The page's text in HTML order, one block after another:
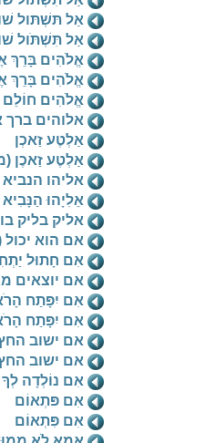
אַל תּשְׁתּול
אַל תִּשְׁתֹּול
אֱלֹהִים בָּרֵךְ
אֱלֹהִים בָּרֵךְ
אֱלֹהִים חוֹלֵם
אלוהים ברך
אַלְטֶע זַאכְן
אַלְטֶע זַאכֶן
אליהו הנביא
אֵלִיָהוּ
אליק בליק
אם הוא
אִם חָתוּל
אם יוצאים
אִם יִפָּתַח
אִם יִפָּתַח
אם ישוב
אם ישוב
אִם נוֹלְדָה
אִם פּתְאוֹם
אִם פִּתְאוֹם